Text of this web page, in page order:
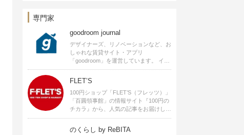
専門家
goodroom journal
デザイナーズ、リノベーションなど、お
しゃれな賃貸サイト・アプリ
「goodroom」を運営しています。 イン
テリアや、ひとり暮らし、ふたり暮らし
のアイディアなど、賃貸でも自分らしい
暮らしを楽しむためのヒントをお届けし
ます。
FLET’S
100円ショップ「FLET’S（フレッツ）」
「百圓領事館」の情報サイト『100円の
チカラ』から、人気の記事をお届けしま
す。
のくらし by ReBITA